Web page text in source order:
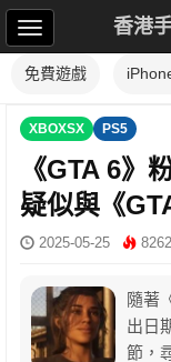
香港
免費遊戲
XBOXSX PS5
《GTA 6》
疑似與《
2025-05-25 8262
隨著
出日
節，